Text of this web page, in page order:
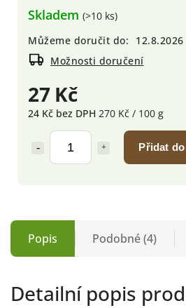
27 Kč
24 Kč bez DPH 270 Kč / 100 g
Přidat
Skladem (>10 ks)
Můžeme doručit do:
12.8.2026
Možnosti doručení
Popis Podobné (4)
Detailní popis